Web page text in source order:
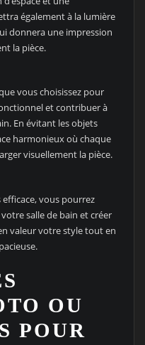
également à la lumière
donnera une impression
la pièce.
vous choisissez pour
et contribuer à
En évitant les objets
harmonieux où chaque
visuellement la pièce.
vous pourrez
salle de bain et créer
valeur votre style tout en
OU
POUR